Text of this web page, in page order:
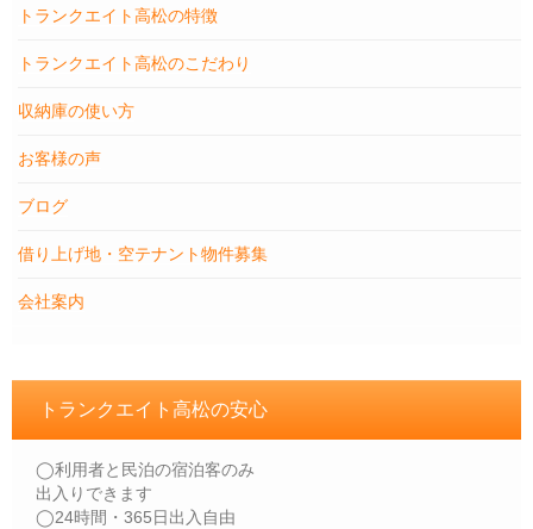
トランクエイト高松の特徴
トランクエイト高松のこだわり
収納庫の使い方
お客様の声
ブログ
借り上げ地・空テナント物件募集
会社案内
トランクエイト高松の安心
◯利用者と民泊の宿泊客のみ
出入りできます
◯24時間・365日出入自由